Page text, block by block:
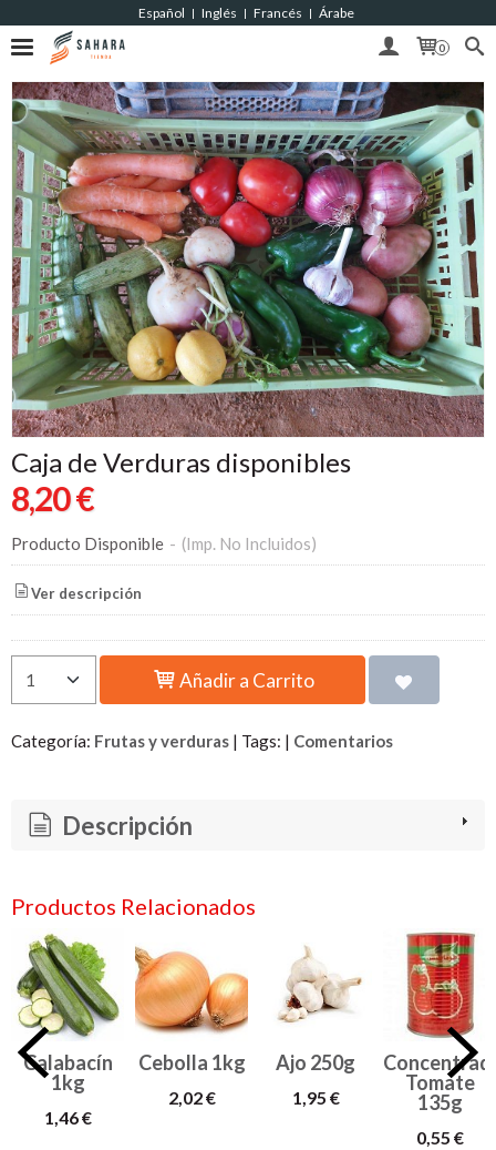
Español | Inglés | Francés | Árabe
0
Caja de Verduras disponibles
8,20 €
Producto Disponible - (Imp. No Incluidos)
Ver descripción
Añadir a Carrito
Categoría: Frutas y verduras | Tags: | Comentarios
Descripción
Productos Relacionados
Calabacín
1kg
1,46 €
Cebolla 1kg
2,02 €
Ajo 250g
1,95 €
Tomate
135g
0,55 €